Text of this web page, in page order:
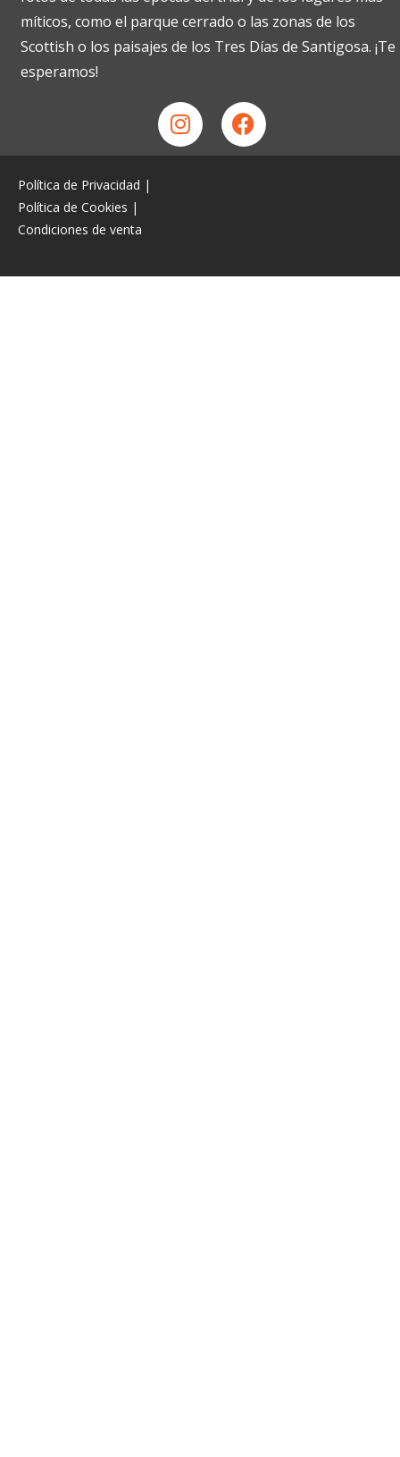
míticos, como el parque cerrado o las zonas de los
Scottish o los paisajes de los Tres Días de Santigosa. ¡Te
esperamos!
Política de Privacidad |
Política de Cookies |
Condiciones de venta